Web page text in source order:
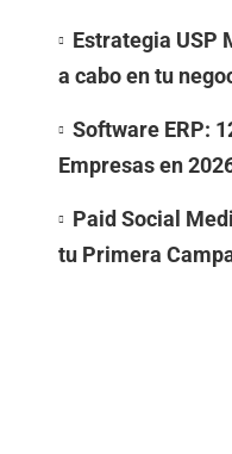
Estrategia USP
a cabo en tu
Software ERP:
Empresas en
Paid Social
tu Primera